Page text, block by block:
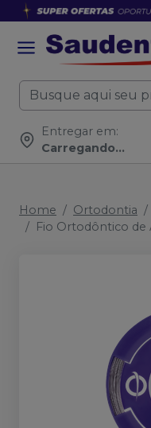
Entregar em:
Carregando...
Home Ortodontia
Fio Ortodôntico de